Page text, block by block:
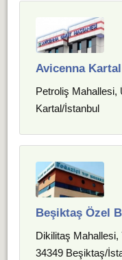
Avicenna
Petroliş Mahallesi,
Kartal/İstanbul
Beşiktaş Özel
Dikilitaş Mahallesi,
34349 Beşiktaş/